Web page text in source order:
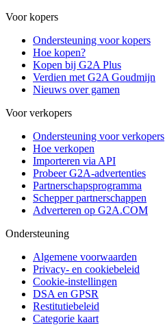
Voor kopers
Ondersteuning voor kopers
Hoe kopen?
Kopen bij G2A Plus
Verdien met G2A Goudmijn
Nieuws over gamen
Voor verkopers
Ondersteuning voor verkopers
Hoe verkopen
Importeren via API
Probeer G2A-advertenties
Partnerschapsprogramma
Schepper partnerschappen
Adverteren op G2A.COM
Ondersteuning
Algemene voorwaarden
Privacy- en cookiebeleid
Cookie-instellingen
DSA en GPSR
Restitutiebeleid
Categorie kaart